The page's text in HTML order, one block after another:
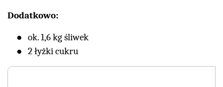
Dodatkowo:
ok. 1,6 kg śliwek
2 łyżki cukru